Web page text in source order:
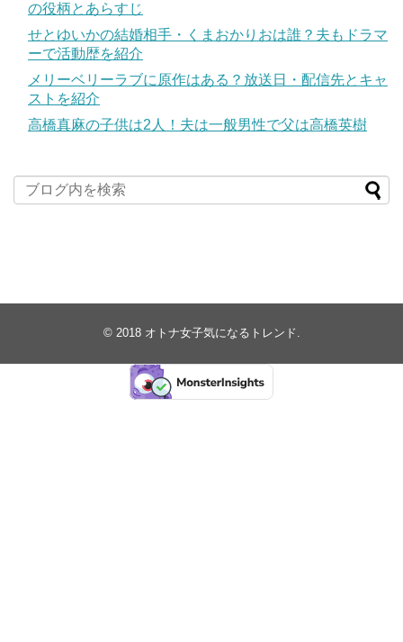
の役柄とあらすじ
せとゆいかの結婚相手・くまおかりおは誰？夫もドラマ
ーで活動歴を紹介
メリーベリーラブに原作はある？放送日・配信先とキャ
ストを紹介
高橋真麻の子供は2人！夫は一般男性で父は高橋英樹
© 2018 オトナ女子気になるトレンド.